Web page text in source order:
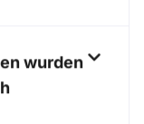
wurden